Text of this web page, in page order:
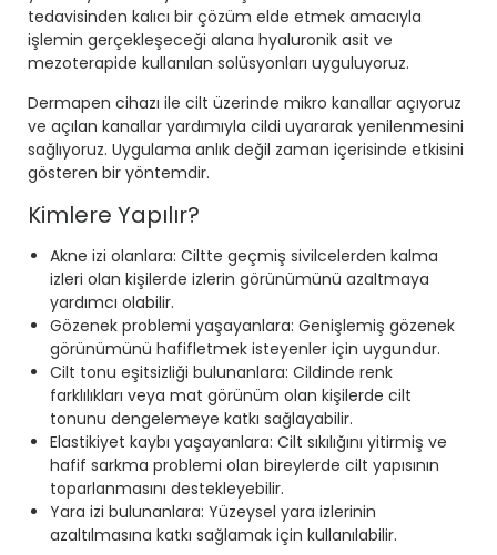
tedavisinden kalıcı bir çözüm elde etmek amacıyla
işlemin gerçekleşeceği alana hyaluronik asit ve
mezoterapide kullanılan solüsyonları uyguluyoruz.
Dermapen cihazı ile cilt üzerinde mikro kanallar açıyoruz
ve açılan kanallar yardımıyla cildi uyararak yenilenmesini
sağlıyoruz. Uygulama anlık değil zaman içerisinde etkisini
gösteren bir yöntemdir.
Kimlere Yapılır?
Akne izi olanlara: Ciltte geçmiş sivilcelerden kalma
izleri olan kişilerde izlerin görünümünü azaltmaya
yardımcı olabilir.
Gözenek problemi yaşayanlara: Genişlemiş gözenek
görünümünü hafifletmek isteyenler için uygundur.
Cilt tonu eşitsizliği bulunanlara: Cildinde renk
farklılıkları veya mat görünüm olan kişilerde cilt
tonunu dengelemeye katkı sağlayabilir.
Elastikiyet kaybı yaşayanlara: Cilt sıkılığını yitirmiş ve
hafif sarkma problemi olan bireylerde cilt yapısının
toparlanmasını destekleyebilir.
Yara izi bulunanlara: Yüzeysel yara izlerinin
azaltılmasına katkı sağlamak için kullanılabilir.